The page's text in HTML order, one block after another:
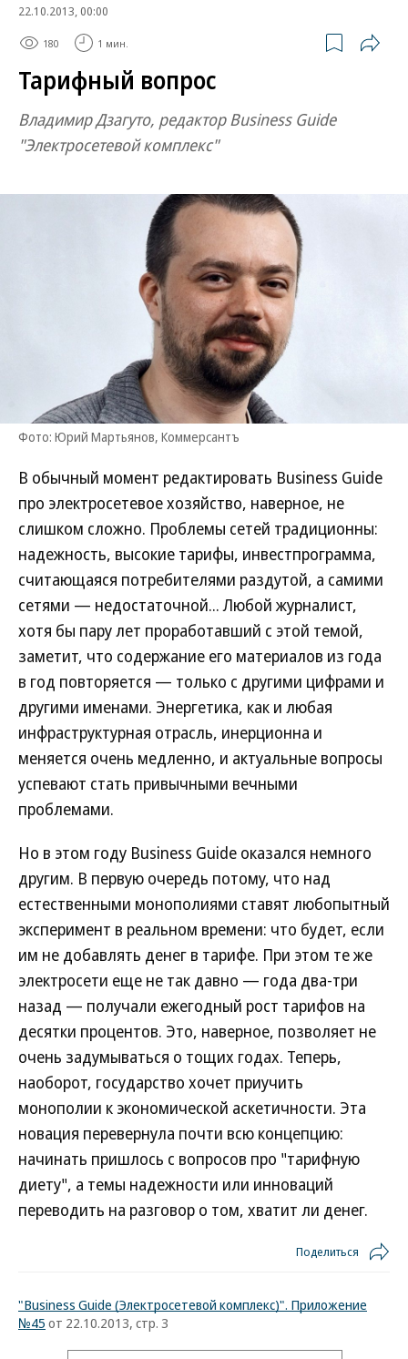
22.10.2013, 00:00
180 1 мин.
Тарифный вопрос
Владимир Дзагуто, редактор Business Guide
"Электросетевой комплекс"
Фото: Юрий Мартьянов, Коммерсантъ
В обычный момент редактировать Business Guide
про электросетевое хозяйство, наверное, не
слишком сложно. Проблемы сетей традиционны:
надежность, высокие тарифы, инвестпрограмма,
считающаяся потребителями раздутой, а самими
сетями — недостаточной... Любой журналист,
хотя бы пару лет проработавший с этой темой,
заметит, что содержание его материалов из года
в год повторяется — только с другими цифрами и
другими именами. Энергетика, как и любая
инфраструктурная отрасль, инерционна и
меняется очень медленно, и актуальные вопросы
успевают стать привычными вечными
проблемами.
Но в этом году Business Guide оказался немного
другим. В первую очередь потому, что над
естественными монополиями ставят любопытный
эксперимент в реальном времени: что будет, если
им не добавлять денег в тарифе. При этом те же
электросети еще не так давно — года два-три
назад — получали ежегодный рост тарифов на
десятки процентов. Это, наверное, позволяет не
очень задумываться о тощих годах. Теперь,
наоборот, государство хочет приучить
монополии к экономической аскетичности. Эта
новация перевернула почти всю концепцию:
начинать пришлось с вопросов про "тарифную
диету", а темы надежности или инноваций
переводить на разговор о том, хватит ли денег.
Поделиться
"Business Guide (Электросетевой комплекс)". Приложение
№45 от 22.10.2013, стр. 3